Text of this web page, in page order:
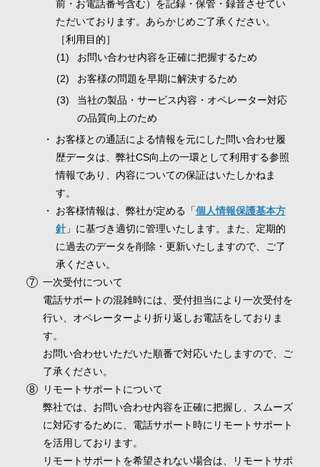
前・お電話番号含む）を記録・保管・録音させてい
ただいております。あらかじめご了承ください。
［利用目的］
お問い合わせ内容を正確に把握するため
お客様の問題を早期に解決するため
当社の製品・サービス内容・オペレーター対応
の品質向上のため
お客様との通話による情報を元にした問い合わせ履
歴データは、弊社CS向上の一環として利用する参照
情報であり、内容についての保証はいたしかねま
す。
お客様情報は、弊社が定める「個人情報保護基本方
針」に基づき適切に管理いたします。また、定期的
に過去のデータを削除・更新いたしますので、ご了
承ください。
一次受付について
電話サポートの混雑時には、受付担当により一次受付を
行い、オペレーターより折り返しお電話をしておりま
す。
お問い合わせいただいた順番で対応いたしますので、ご
了承ください。
リモートサポートについて
弊社では、お問い合わせ内容を正確に把握し、スムーズ
に対応するために、電話サポート時にリモートサポート
を活用しております。
リモートサポートを希望されない場合は、リモートサポ